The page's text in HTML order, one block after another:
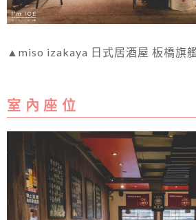
▲miso izakaya 日式居酒屋 板橋旗
室 內 座 位